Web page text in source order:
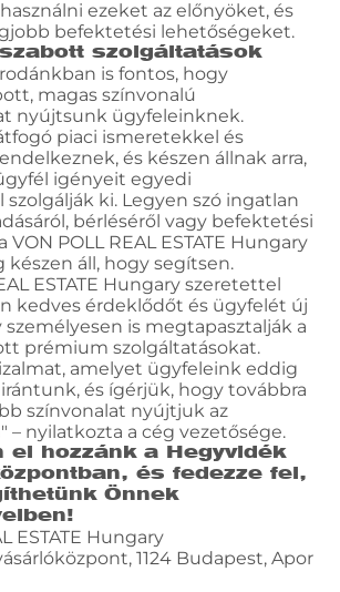
ezeket az előnyöket, és
befektetési lehetőségeket.
szolgáltatások
is fontos, hogy
magas színvonalú
nyújtsunk ügyfeleinknek.
piaci ismeretekkel és
és készen állnak arra,
igényeit egyedi
ki. Legyen szó ingatlan
bérléséről vagy befektetési
VON POLL REAL ESTATE Hungary
készen áll, hogy segítsen.
ESTATE Hungary szeretettel
kedves érdeklődőt és ügyfelét új
személyesen is megtapasztalják a
prémium szolgáltatásokat.
amelyet ügyfeleink eddig
és ígérjük, hogy továbbra
színvonalat nyújtjuk az
– nyilatkozta a cég vezetősége.
el hozzánk a Hegyvidék
és fedezze fel,
Önnek
ESTATE Hungary
1124 Budapest, Apor